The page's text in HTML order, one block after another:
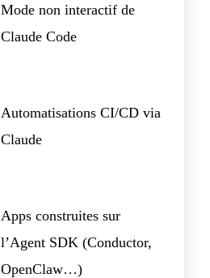
Mode non interactif de
Claude Code
Automatisations CI/CD via
Claude
Apps construites sur
l’Agent SDK (Conductor,
OpenClaw…)